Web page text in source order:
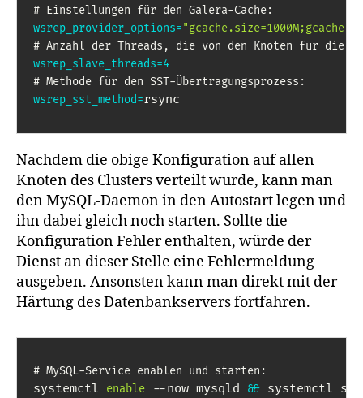
# Einstellungen für den Galera-Cache:
wsrep_provider_options=
# Anzahl der Threads, die von den Knoten für die
wsrep_slave_threads=4
# Methode für den SST-Übertragungsprozess:
wsrep_sst_method=rsync
Nachdem die obige Konfiguration auf allen
Knoten des Clusters verteilt wurde, kann man
den MySQL-Daemon in den Autostart legen und
ihn dabei gleich noch starten. Sollte die
Konfiguration Fehler enthalten, würde der
Dienst an dieser Stelle eine Fehlermeldung
ausgeben. Ansonsten kann man direkt mit der
Härtung des Datenbankservers fortfahren.
# MySQL-Service enablen und starten:
systemctl enable --now mysqld && systemctl